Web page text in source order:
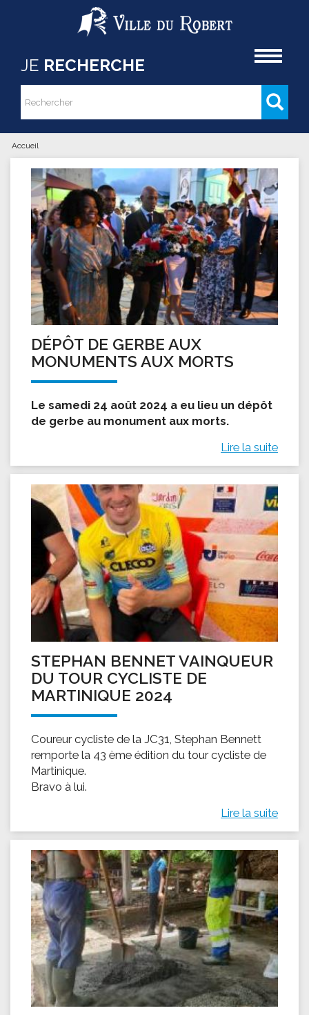
Aller au contenu principal
JE RECHERCHE
Formulaire de recherche
Rechercher
Vous êtes ici
Accueil
DÉPÔT DE GERBE AUX
MONUMENTS AUX MORTS
Le samedi 24 août 2024 a eu lieu un dépôt
de gerbe au monument aux morts.
Lire la suite
STEPHAN BENNET VAINQUEUR
DU TOUR CYCLISTE DE
MARTINIQUE 2024
Coureur cycliste de la JC31, Stephan Bennett
remporte la 43 ème édition du tour cycliste de
Martinique.
Bravo à lui.
Lire la suite